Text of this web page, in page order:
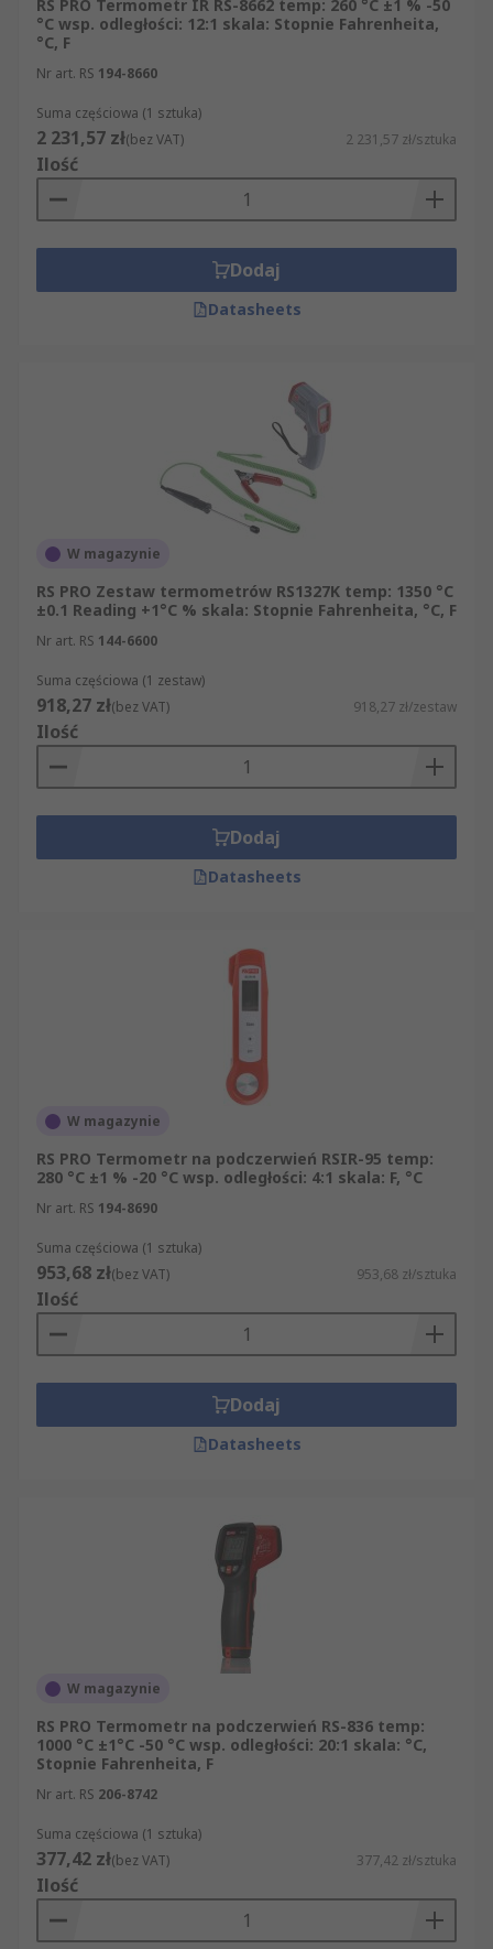
RS PRO Termometr IR RS-8662 temp: 260 °C ±1 % -50
°C wsp. odległości: 12:1 skala: Stopnie Fahrenheita,
°C, F
Nr art. RS 194-8660
Suma częściowa (1 sztuka)
2 231,57 zł(bez VAT) 2 231,57 zł/sztuka
Ilość
Dodaj
Datasheets
W magazynie
RS PRO Zestaw termometrów RS1327K temp: 1350 °C
±0.1 Reading +1°C % skala: Stopnie Fahrenheita, °C, F
Nr art. RS 144-6600
Suma częściowa (1 zestaw)
918,27 zł(bez VAT) 918,27 zł/zestaw
Ilość
Dodaj
Datasheets
W magazynie
RS PRO Termometr na podczerwień RSIR-95 temp:
280 °C ±1 % -20 °C wsp. odległości: 4:1 skala: F, °C
Nr art. RS 194-8690
Suma częściowa (1 sztuka)
953,68 zł(bez VAT) 953,68 zł/sztuka
Ilość
Dodaj
Datasheets
W magazynie
RS PRO Termometr na podczerwień RS-836 temp:
1000 °C ±1°C -50 °C wsp. odległości: 20:1 skala: °C,
Stopnie Fahrenheita, F
Nr art. RS 206-8742
Suma częściowa (1 sztuka)
377,42 zł(bez VAT) 377,42 zł/sztuka
Ilość